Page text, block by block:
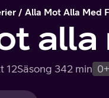
Alla Mot Alla Med
alla
12Säsong 342 min 0+